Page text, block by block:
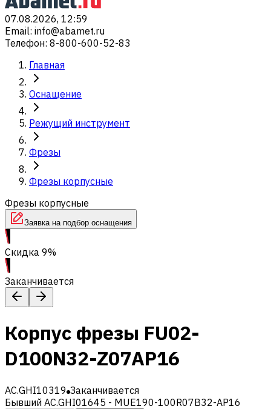
07.08.2026, 12:59
Email: info@abamet.ru
Телефон: 8-800-600-52-83
Главная
Оснащение
Режущий инструмент
Фрезы
Фрезы корпусные
Фрезы корпусные
Заявка на подбор оснащения
Скидка 9%
Заканчивается
Корпус фрезы FU02-
D100N32-Z07AP16
AC.GHI10319 Заканчивается
Бывший AC.GHI01645 - MUE190-100R07B32-AP16